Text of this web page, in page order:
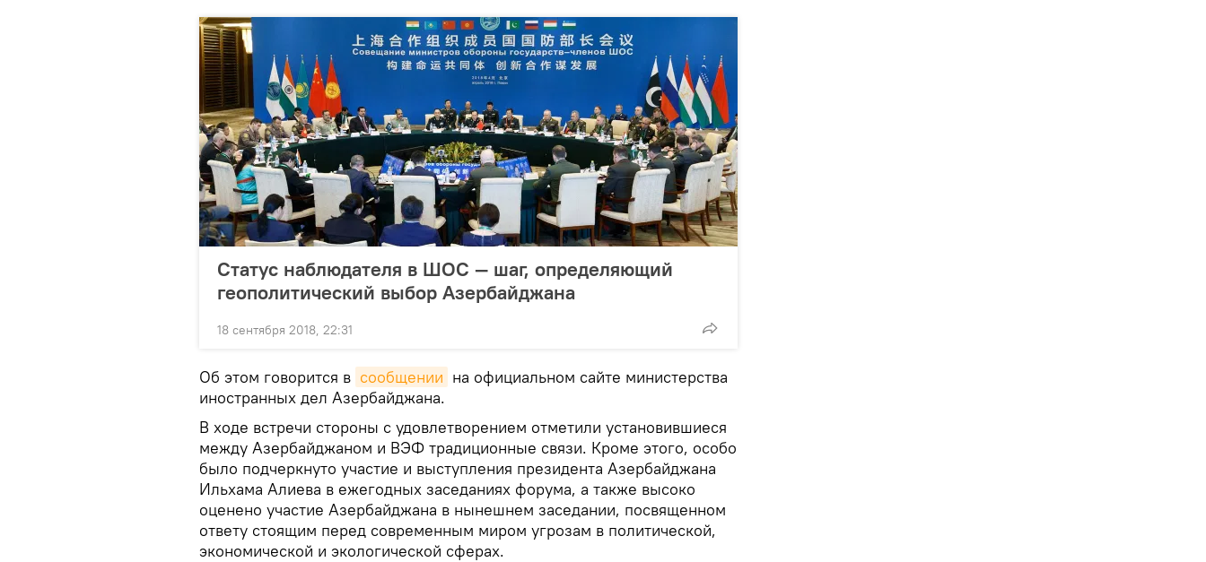
Статус наблюдателя в ШОС — шаг, определяющий
геополитический выбор Азербайджана
18 сентября 2018, 22:31
Об этом говорится в сообщении на официальном сайте министерства
иностранных дел Азербайджана.
В ходе встречи стороны с удовлетворением отметили установившиеся
между Азербайджаном и ВЭФ традиционные связи. Кроме этого, особо
было подчеркнуто участие и выступления президента Азербайджана
Ильхама Алиева в ежегодных заседаниях форума, а также высоко
оценено участие Азербайджана в нынешнем заседании, посвященном
ответу стоящим перед современным миром угрозам в политической,
экономической и экологической сферах.